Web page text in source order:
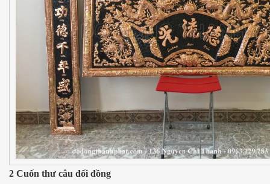
2 Cuốn thư câu đối đồng